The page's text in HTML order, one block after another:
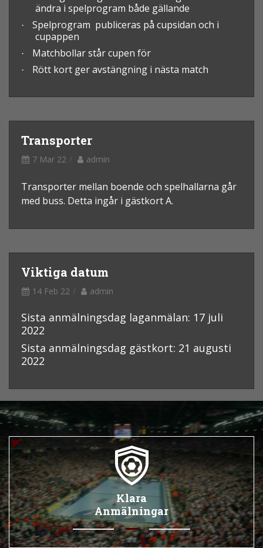
ändra i spelprogram både gällande
·
Spelprogram publiceras på cupsidan och i
cupappen
· Matchbollar står cupen för
· Rött kort ger avstängning i nästa match
Transporter
7 Mar 22 admin
Transporter mellan boende och spelhallarna går
med buss. Detta ingår i gästkort A.
Viktiga datum
14 Feb 22 admin
Sista anmälningsdag laganmälan: 17 juli
2022
Sista anmälningsdag gästkort: 21 augusti
2022
Klara
Anmälningar